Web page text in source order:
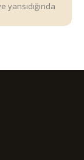
yansıdığında